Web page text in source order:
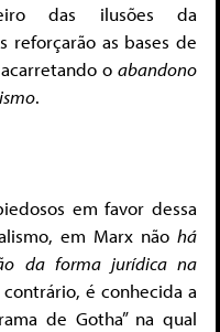
das ilusões da
reforçarão as bases de
o abandono
.
em favor dessa
em Marx não há
da forma jurídica na
contrário, é conhecida a
de Gotha” na qual